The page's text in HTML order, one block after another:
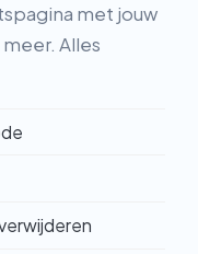
met jouw
Alles